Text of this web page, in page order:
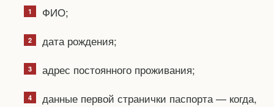
ФИО;
дата рождения;
адрес постоянного проживания;
данные первой странички паспорта — когда,